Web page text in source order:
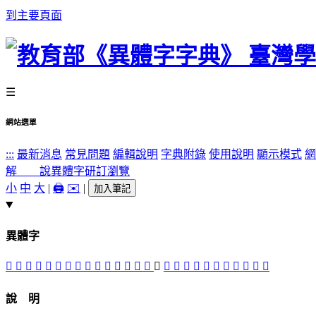
到主要頁面
☰
網站選單
::: 最新消息 常見問題 編輯說明 字典附錄 使用說明 顯示模式
解 說異體字研訂瀏覽
小 中 大 | 🖨️ ✉️ | 加入筆記
異體字
󲌘 󲌆 󲌔 𠩄 󲌏 󲌖 󲌙 󲌉 󲌎 󲌛 󲌕 󲌗 󲌊 󲌑 󲌅 󲌋 󲌜 󲌈 󲌓 󲌒 󲌍 󲌌 󲌚 𢨷 󲌐 󲌇 𢩇
說 明